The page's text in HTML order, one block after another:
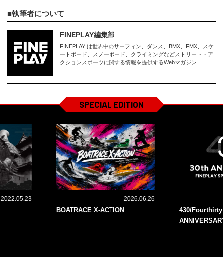
執筆者について
FINEPLAY編集部
FINEPLAY は世界中のサーフィン、ダンス、BMX、FMX、スケ
ートボード、スノーボード、クライミングなどストリート・ア
クションスポーツに関する情報を提供するWebマガジン
SPECIAL EDITION
2022.05.23 2026.06.26
BOATRACE X-ACTION
430/